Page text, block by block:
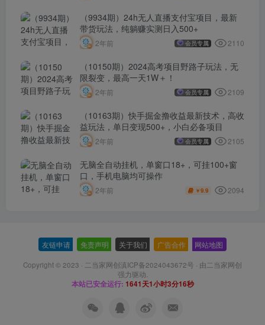
（9934期）24h无人直播支付宝项目，最新
带货玩法，纯躺赚实测日入500+
2年前 会员专属 2110
（10150期）2024高考项目野路子玩法，无
限裂变，最高一天1W＋！
2年前 会员专属 2109
（10163期）快手掘金撸收益最新技术，高收
益玩法，单日变现500+，小白必备项目
2年前 会员专属 2105
无脑全自动挂机，单窗口18+，可挂100+窗
口，手机电脑均可操作
2年前 ￥9.9 2094
友链申请 免责声明 关于我们 广告合作 网站地图
Copyright © 2023 · 二当家网创滇ICP备2024043672号 · 由二当家网创
强力驱动.
本站已安全运行: 1641天1小时3分16秒